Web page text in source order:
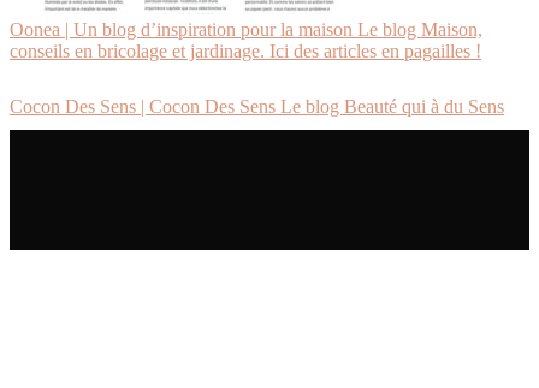
Oonea | Un blog d’inspiration pour la maison Le blog Maison,
conseils en bricolage et jardinage. Ici des articles en pagailles !
Cocon Des Sens | Cocon Des Sens Le blog Beauté qui à du Sens